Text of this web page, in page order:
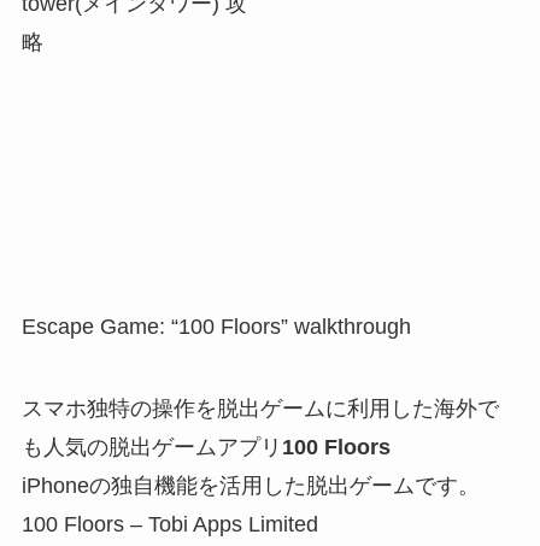
Escape Game: “100 Floors” walkthrough
スマホ独特の操作を脱出ゲームに利用した海外で
も人気の脱出ゲームアプリ 100 Floors
iPhoneの独自機能を活用した脱出ゲームです。
100 Floors – Tobi Apps Limited